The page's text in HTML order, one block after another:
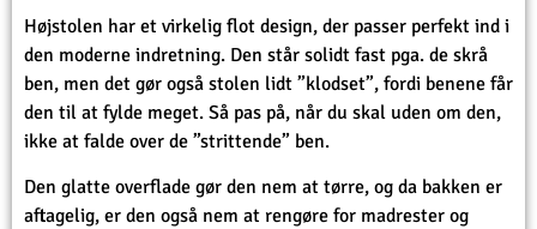
Højstolen har et virkelig flot design, der passer perfekt ind i
den moderne indretning. Den står solidt fast pga. de skrå
ben, men det gør også stolen lidt ”klodset”, fordi benene får
den til at fylde meget. Så pas på, når du skal uden om den,
ikke at falde over de ”strittende” ben.
Den glatte overflade gør den nem at tørre, og da bakken er
aftagelig, er den også nem at rengøre for madrester og